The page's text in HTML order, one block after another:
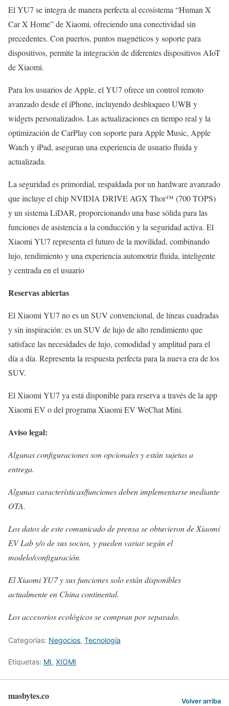
El YU7 se integra de manera perfecta al ecosistema “Human X
Car X Home” de Xiaomi, ofreciendo una conectividad sin
precedentes. Con puertos, puntos magnéticos y soporte para
dispositivos, permite la integración de diferentes dispositivos AIoT
de Xiaomi.
Para los usuarios de Apple, el YU7 ofrece un control remoto
avanzado desde el iPhone, incluyendo desbloqueo UWB y
widgets personalizados. Las actualizaciones en tiempo real y la
optimización de CarPlay con soporte para Apple Music, Apple
Watch y iPad, aseguran una experiencia de usuario fluida y
actualizada.
La seguridad es primordial, respaldada por un hardware avanzado
que incluye el chip NVIDIA DRIVE AGX Thor™ (700 TOPS)
y un sistema LiDAR, proporcionando una base sólida para las
funciones de asistencia a la conducción y la seguridad activa. El
Xiaomi YU7 representa el futuro de la movilidad, combinando
lujo, rendimiento y una experiencia automotriz fluida, inteligente
y centrada en el usuario
Reservas abiertas
El Xiaomi YU7 no es un SUV convencional, de líneas cuadradas
y sin inspiración: es un SUV de lujo de alto rendimiento que
satisface las necesidades de lujo, comodidad y amplitud para el
día a día. Representa la respuesta perfecta para la nueva era de los
SUV.
El Xiaomi YU7 ya está disponible para reserva a través de la app
Xiaomi EV o del programa Xiaomi EV WeChat Mini.
Aviso legal:
Algunas configuraciones son opcionales y están sujetas a
entrega.
Algunas características/funciones deben implementarse mediante
OTA.
Los datos de este comunicado de prensa se obtuvieron de Xiaomi
EV Lab y/o de sus socios, y pueden variar según el
modelo/configuración.
El Xiaomi YU7 y sus funciones solo están disponibles
actualmente en China continental.
Los accesorios ecológicos se compran por separado.
Categorías: Negocios, Tecnología
Etiquetas: MI, XIOMI
masbytes.co Volver arriba